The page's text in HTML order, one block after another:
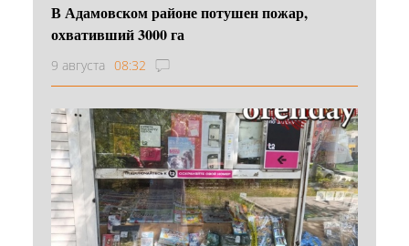
В Адамовском районе потушен пожар,
охвативший 3000 га
9 августа 08:32